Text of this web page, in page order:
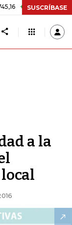
2.295,71 +0,58%
SUSCRÍBASE
a la